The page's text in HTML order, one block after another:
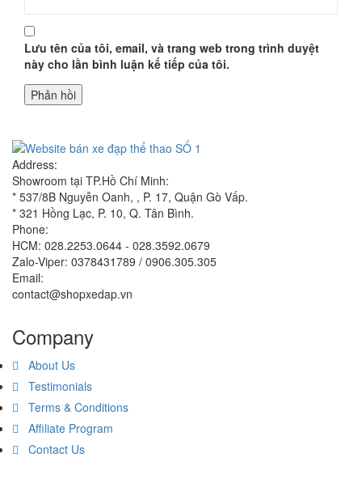
Lưu tên của tôi, email, và trang web trong trình duyệt
này cho lần bình luận kế tiếp của tôi.
Address:
Showroom tại TP.Hồ Chí Minh:
* 537/8B Nguyễn Oanh, , P. 17, Quận Gò Vấp.
* 321 Hồng Lạc, P. 10, Q. Tân Bình.
Phone:
HCM: 028.2253.0644 - 028.3592.0679
Zalo-Viper: 0378431789 / 0906.305.305
Email:
contact@shopxedap.vn
Company
About Us
Testimonials
Terms & Conditions
Affiliate Program
Contact Us